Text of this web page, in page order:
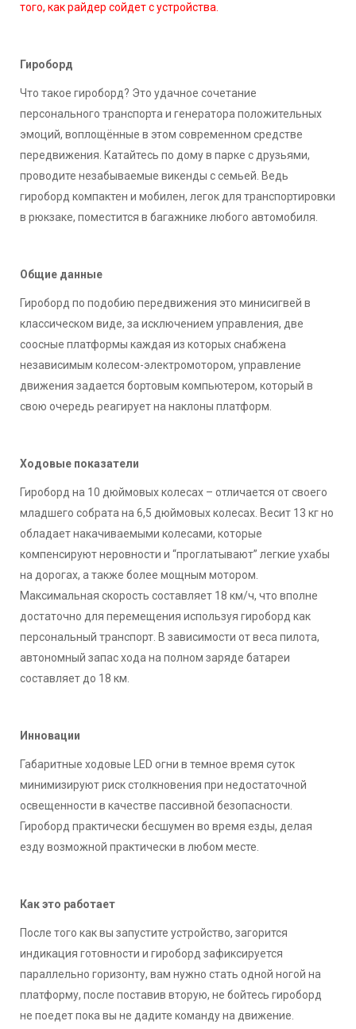
того, как райдер сойдет с устройства.
Гироборд
Что такое гироборд? Это удачное сочетание
персонального транспорта и генератора положительных
эмоций, воплощённые в этом современном средстве
передвижения. Катайтесь по дому в парке с друзьями,
проводите незабываемые викенды с семьей. Ведь
гироборд компактен и мобилен, легок для транспортировки
в рюкзаке, поместится в багажнике любого автомобиля.
Общие данные
Гироборд по подобию передвижения это минисигвей в
классическом виде, за исключением управления, две
соосные платформы каждая из которых снабжена
независимым колесом-электромотором, управление
движения задается бортовым компьютером, который в
свою очередь реагирует на наклоны платформ.
Ходовые показатели
Гироборд на 10 дюймовых колесах – отличается от своего
младшего собрата на 6,5 дюймовых колесах. Весит 13 кг но
обладает накачиваемыми колесами, которые
компенсируют неровности и “проглатывают” легкие ухабы
на дорогах, а также более мощным мотором.
Максимальная скорость составляет 18 км/ч, что вполне
достаточно для перемещения используя гироборд как
персональный транспорт. В зависимости от веса пилота,
автономный запас хода на полном заряде батареи
составляет до 18 км.
Инновации
Габаритные ходовые LED огни в темное время суток
минимизируют риск столкновения при недостаточной
освещенности в качестве пассивной безопасности.
Гироборд практически бесшумен во время езды, делая
езду возможной практически в любом месте.
Как это работает
После того как вы запустите устройство, загорится
индикация готовности и гироборд зафиксируется
параллельно горизонту, вам нужно стать одной ногой на
платформу, после поставив вторую, не бойтесь гироборд
не поедет пока вы не дадите команду на движение.